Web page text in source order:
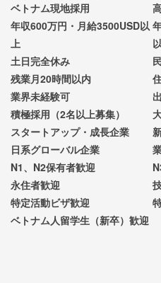
ベトナム現地採用
年収600万円・月給3500USD以
上
土日完全休み
残業月20時間以内
業界未経験可
積極採用（2名以上募集）
スタートアップ・成長企業
日系グローバル企業
N1、N2保有者歓迎
永住者歓迎
特定活動ビザ歓迎
ベトナム人留学生（新卒）歓迎